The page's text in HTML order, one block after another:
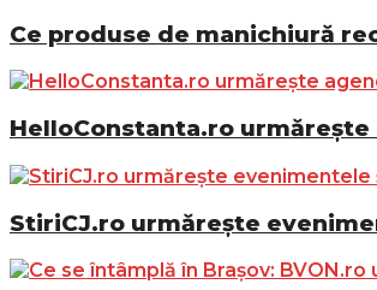
Ce produse de manichiură
HelloConstanta.ro
StiriCJ.ro urmărește